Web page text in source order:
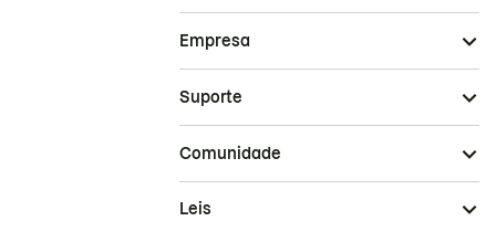
Empresa
Suporte
Comunidade
Leis